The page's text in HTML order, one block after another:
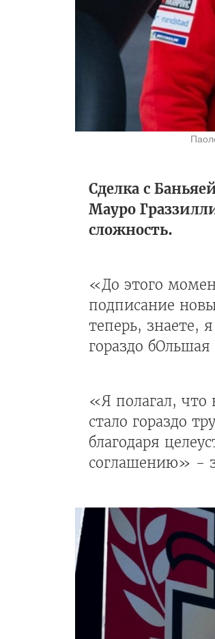
Сделка с
Мауро
сложность.
«До этого
подписание
теперь, знаете,
гораздо
«Я полагал, что
стало гораздо
благодаря
соглашению» -